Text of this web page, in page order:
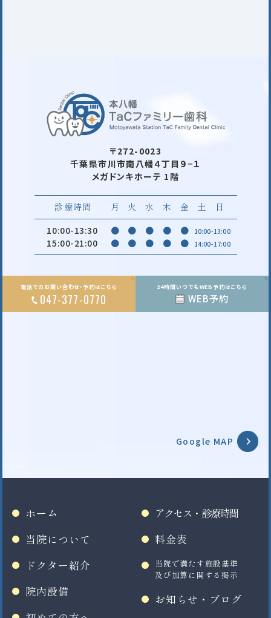
〒272-0023
千葉県市川市南八幡４丁目９−１
メガドンキホーテ 1階
診療時間 月 火 水 木 金 土
日
10:00-13:30
● ● ● ● ● 10:00-13:00
15:00-21:00 ● ● ● ● ● 14:00-17:00
電話でのお問い合わせ・予約はこちら
047-377-0770
24時間いつでもWEB予約はこちら
WEB予約
Google MAP
ホーム
当院について
ドクター紹介
院内設備
アクセス・診療時間
料金表
当院で満たす施設基準
及び加算に関する掲示
お知らせ・ブログ